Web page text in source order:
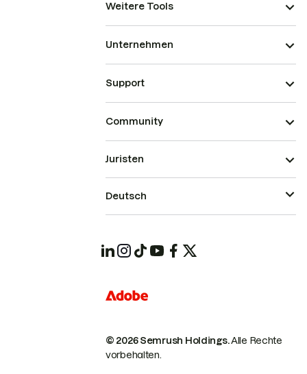
Weitere Tools
Unternehmen
Support
Community
© 2026 Semrush Holdings.Alle Rechte
vorbehalten.
Juristen
Deutsch